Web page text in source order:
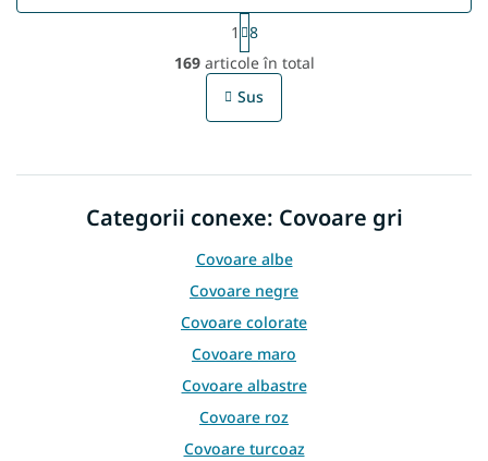
C
o
n
l
l
i
t
ă
i
l
r
P
a
g
i
n
1
8
169articole în total
Sus
Categorii conexe: Covoare gri
Covoare albe
Covoare negre
Covoare colorate
Covoare maro
Covoare albastre
Covoare roz
Covoare turcoaz